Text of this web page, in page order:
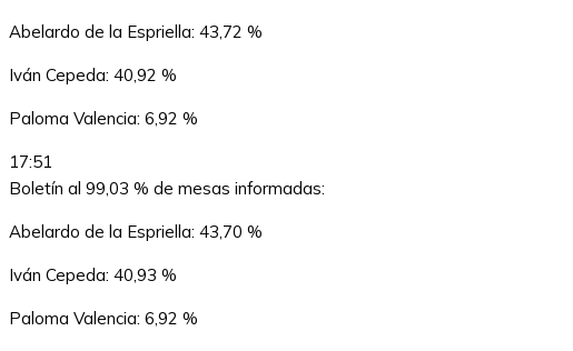
Abelardo de la Espriella: 43,72 %
Iván Cepeda: 40,92 %
Paloma Valencia: 6,92 %
17:51
Boletín al 99,03 % de mesas informadas:
Abelardo de la Espriella: 43,70 %
Iván Cepeda: 40,93 %
Paloma Valencia: 6,92 %